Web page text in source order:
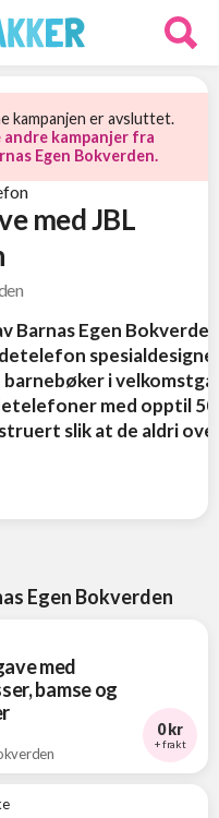
kampanjen er avsluttet.
andre kampanjer fra
Egen Bokverden.
med JBL
Barnas Egen
i
med opptil
slik at de aldri
Egen Bokverden
med
bamse og
0 kr
+ frakt